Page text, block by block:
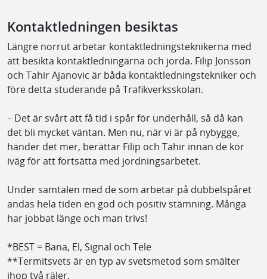
Kontaktledningen besiktas
Längre norrut arbetar kontaktledningsteknikerna med
att besikta kontaktledningarna och jorda. Filip Jonsson
och Tahir Ajanovic är båda kontaktledningstekniker och
före detta studerande på Trafikverksskolan.
– Det är svårt att få tid i spår för underhåll, så då kan
det bli mycket väntan. Men nu, när vi är på nybygge,
händer det mer, berättar Filip och Tahir innan de kör
iväg för att fortsätta med jordningsarbetet.
Under samtalen med de som arbetar på dubbelspåret
andas hela tiden en god och positiv stämning. Många
har jobbat länge och man trivs!
*BEST = Bana, El, Signal och Tele
**Termitsvets är en typ av svetsmetod som smälter
ihop två räler.